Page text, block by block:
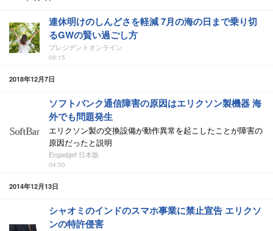
連休明けのしんどさを軽減 7月の海の日まで乗り切
るGWの賢い過ごし方
プレジデントオンライン
09:15
2018年12月7日
ソフトバンク通信障害の原因はエリクソン製機器 海
外でも問題発生
エリクソン製の交換設備が動作異常を起こしたことが障害の
原因だったと説明
Engadget 日本版
04:50
2014年12月13日
シャオミのインドのスマホ事業に禁止宣告 エリクソ
ンの特許侵害